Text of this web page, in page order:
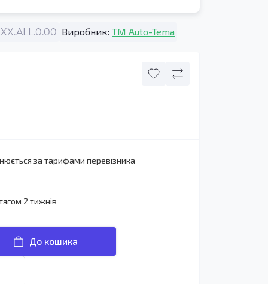
Виробник: TM Auto-Tema
за тарифами перевізника
2 тижнів
До кошика